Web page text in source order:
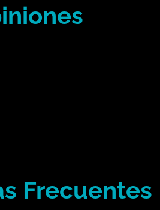
Frecuentes